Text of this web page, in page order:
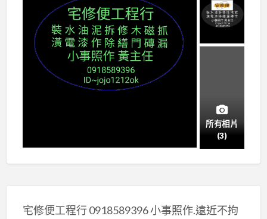
所有相片
(3)
宅修便工程行 0918589396 小事照作.遠近不拘